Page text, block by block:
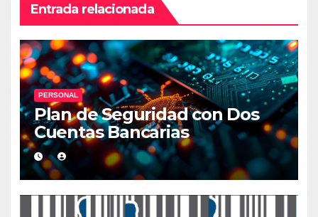
Entrada relacionada
PERSONAL
Plan de Seguridad con Dos
Cuentas Bancarias